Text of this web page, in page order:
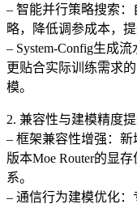
– 智能并行策略搜索
略，降低调参成本，提
– System-Config生成
更贴合实际训练需求
模。
2. 兼容性与建模精度
– 框架兼容性增强：新
版本Moe Router的显
系。
– 通信行为建模优化